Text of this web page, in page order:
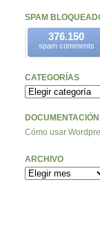
SPAM
376.150
spam comments
CATEGORÍAS
DOCUMENTACIÓN
Cómo usar
ARCHIVO